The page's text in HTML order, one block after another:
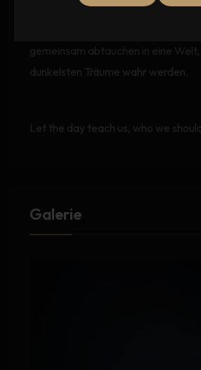
gemeinsam abtauchen in eine
dunkelsten Träume wahr werden.
Let the day teach us, who we
Galerie